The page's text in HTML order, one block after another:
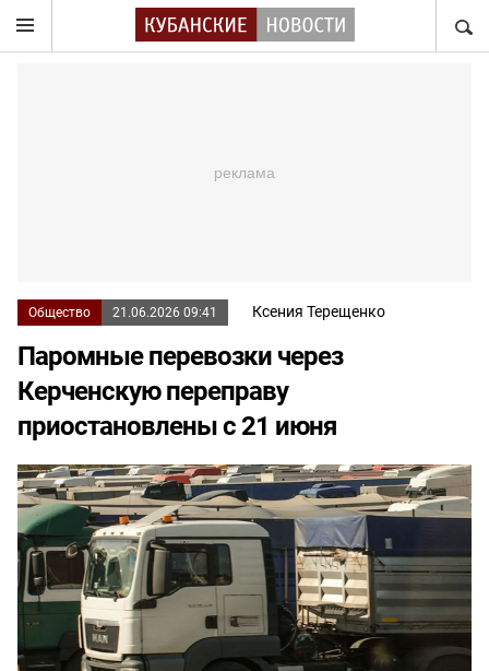
Общество 21.06.2026 09:41 Ксения Терещенко
Паромные перевозки через
Керченскую переправу
приостановлены с 21 июня